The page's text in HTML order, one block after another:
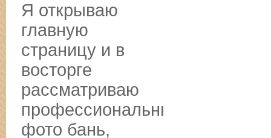
Я открываю
главную
страницу и в
восторге
рассматриваю
профессиональные
фото бань,